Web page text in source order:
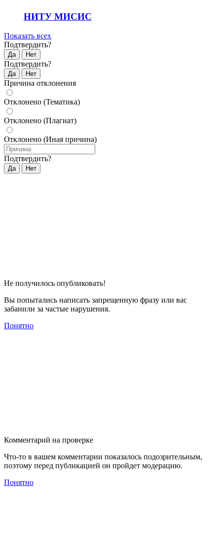
НИТУ МИСИС
Показать всех
Подтвердить?
Да Нет
Подтвердить?
Да Нет
Причина отклонения
Отклонено (Тематика)
Отклонено (Плагиат)
Отклонено (Иная причина)
Подтвердить?
Да Нет
Не получилось опубликовать!
Вы попытались написать запрещенную фразу или вас
забанили за частые нарушения.
Понятно
Комментарий на проверке
Что-то в вашем комментарии показалось подозрительным,
поэтому перед публикацией он пройдет модерацию.
Понятно